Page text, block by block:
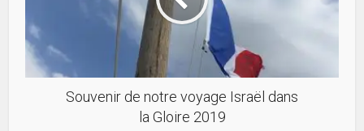
Souvenir de notre voyage Israël dans
la Gloire 2019